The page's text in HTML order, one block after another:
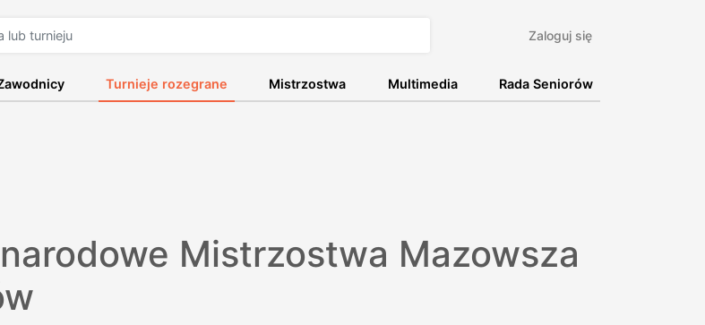
Zaloguj się
Turnieje rozegrane Mistrzostwa Multimedia Rada Seniorów
Mistrzostwa Mazowsza